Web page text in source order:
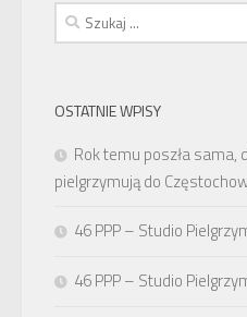
Szukaj:
OSTATNIE WPISY
Rok temu poszła sama,
pielgrzymują do
46 PPP – Studio
46 PPP – Studio